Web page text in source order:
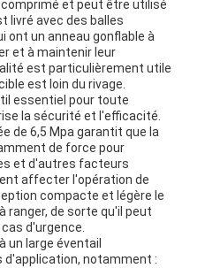
et peut être utilisé
livré avec des balles
ont un anneau gonflable à
et à maintenir leur
est particulièrement utile
est loin du rivage.
essentiel pour toute
la sécurité et l'efficacité.
de 6,5 Mpa garantit que la
de force pour
et d'autres facteurs
affecter l'opération de
compacte et légère le
ranger, de sorte qu'il peut
d'urgence.
un large éventail
notamment :